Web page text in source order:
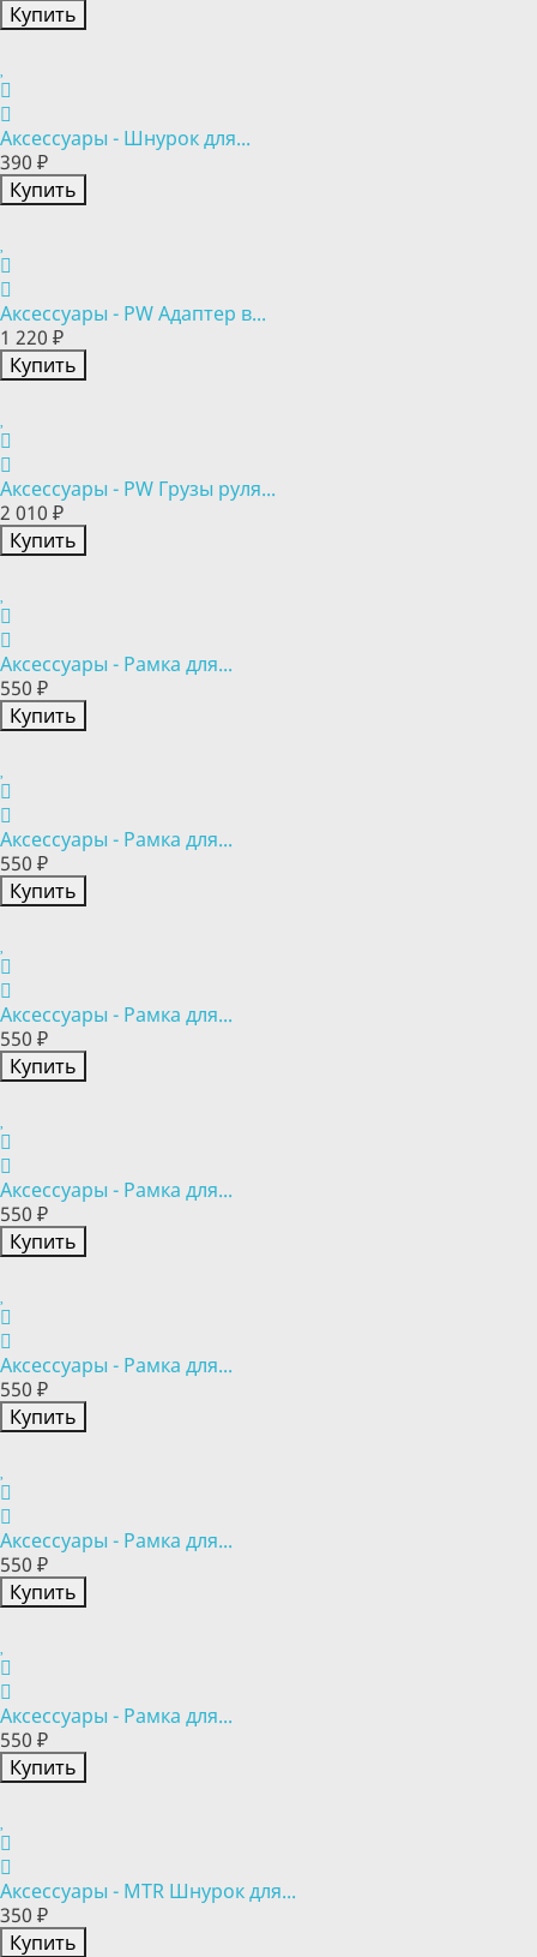
Купить
Аксессуары - Шнурок для...
390 ₽
Купить
Аксессуары - PW Адаптер в...
1 220 ₽
Купить
Аксессуары - PW Грузы руля...
2 010 ₽
Купить
Аксессуары - Рамка для...
550 ₽
Купить
Аксессуары - Рамка для...
550 ₽
Купить
Аксессуары - Рамка для...
550 ₽
Купить
Аксессуары - Рамка для...
550 ₽
Купить
Аксессуары - Рамка для...
550 ₽
Купить
Аксессуары - Рамка для...
550 ₽
Купить
Аксессуары - Рамка для...
550 ₽
Купить
Аксессуары - MTR Шнурок для...
350 ₽
Купить